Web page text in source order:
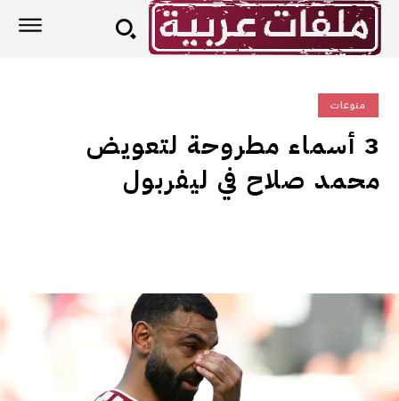
منوعات
3 أسماء مطروحة لتعويض
محمد صلاح في ليفربول